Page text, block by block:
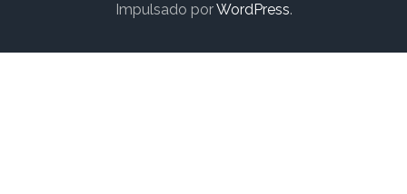
Impulsado porWordPress.